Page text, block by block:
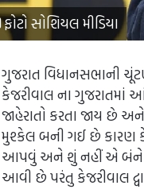
ફોટો સોશિયલ મીડિયા
ગુજરાત વિધાનસભાની
કેજરીવાલ ના ગુજરાતમાં
જાહેરાતો કરતા જાય છે
મુશ્કેલ બની ગઈ છે કારણ કે
આપવું અને શું નહીં એ બંને
આવી છે પરંતુ કેજરીવાલ